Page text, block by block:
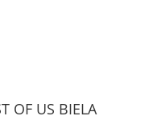
OF US BIELA